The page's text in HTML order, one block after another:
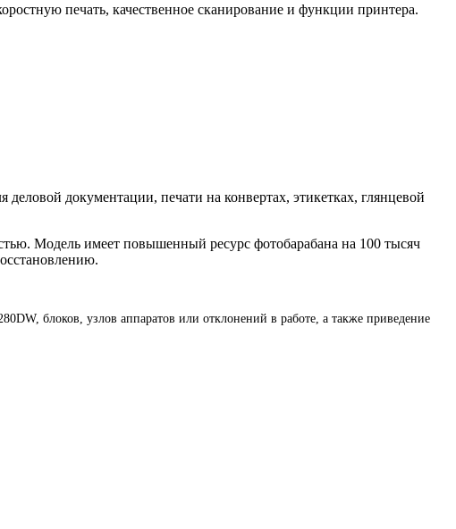
печать, качественное сканирование и функции принтера.
документации, печати на конвертах, этикетках, глянцевой
Модель имеет повышенный ресурс фотобарабана на 100 тысяч
блоков, узлов аппаратов или отклонений в работе, а также приведение